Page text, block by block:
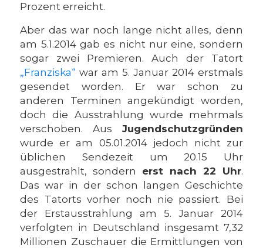
Prozent erreicht.
Aber das war noch lange nicht alles, denn
am 5.1.2014 gab es nicht nur eine, sondern
sogar zwei Premieren. Auch der Tatort
„Franziska“ war am 5. Januar 2014 erstmals
gesendet worden. Er war schon zu
anderen Terminen angekündigt worden,
doch die Ausstrahlung wurde mehrmals
verschoben. Aus Jugendschutzgründen
wurde er am 05.01.2014 jedoch nicht zur
üblichen Sendezeit um 20.15 Uhr
ausgestrahlt, sondern erst nach 22 Uhr.
Das war in der schon langen Geschichte
des Tatorts vorher noch nie passiert. Bei
der Erstausstrahlung am 5. Januar 2014
verfolgten in Deutschland insgesamt 7,32
Millionen Zuschauer die Ermittlungen von